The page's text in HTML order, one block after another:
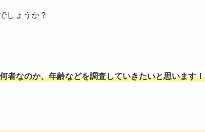
しょうか？
者なのか、年齢などを調査していきたいと思います！